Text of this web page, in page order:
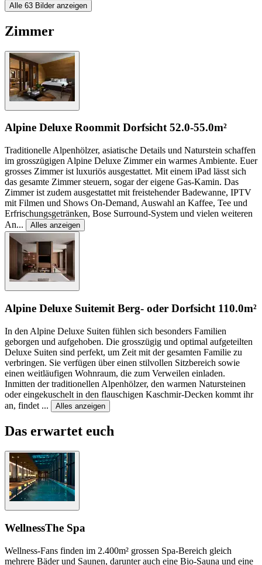
Alle 63 Bilder anzeigen
Zimmer
Alpine Deluxe Roommit Dorfsicht52.0-55.0m²
Traditionelle Alpenhölzer, asiatische Details und Naturstein schaffen
im grosszügigen Alpine Deluxe Zimmer ein warmes Ambiente. Euer
grosses Zimmer ist luxuriös ausgestattet. Mit einem iPad lässt sich
das gesamte Zimmer steuern, sogar der eigene Gas-Kamin. Das
Zimmer ist zudem ausgestattet mit freistehender Badewanne, IPTV
mit Filmen und Shows On-Demand, Auswahl an Kaffee, Tee und
Erfrischungsgetränken, Bose Surround-System und vielen weiteren
An... Alles anzeigen
Alpine Deluxe Suitemit Berg- oder Dorfsicht 110.0m²
In den Alpine Deluxe Suiten fühlen sich besonders Familien
geborgen und aufgehoben. Die grosszügig und optimal aufgeteilten
Deluxe Suiten sind perfekt, um Zeit mit der gesamten Familie zu
verbringen. Sie verfügen über einen stilvollen Sitzbereich sowie
einen weitläufigen Wohnraum, die zum Verweilen einladen.
Inmitten der traditionellen Alpenhölzer, den warmen Natursteinen
oder eingekuschelt in den flauschigen Kaschmir-Decken kommt ihr
an, findet ... Alles anzeigen
Das erwartet euch
WellnessThe Spa
Wellness-Fans finden im 2.400m² grossen Spa-Bereich gleich
mehrere Bäder und Saunen, darunter auch eine Bio-Sauna und eine